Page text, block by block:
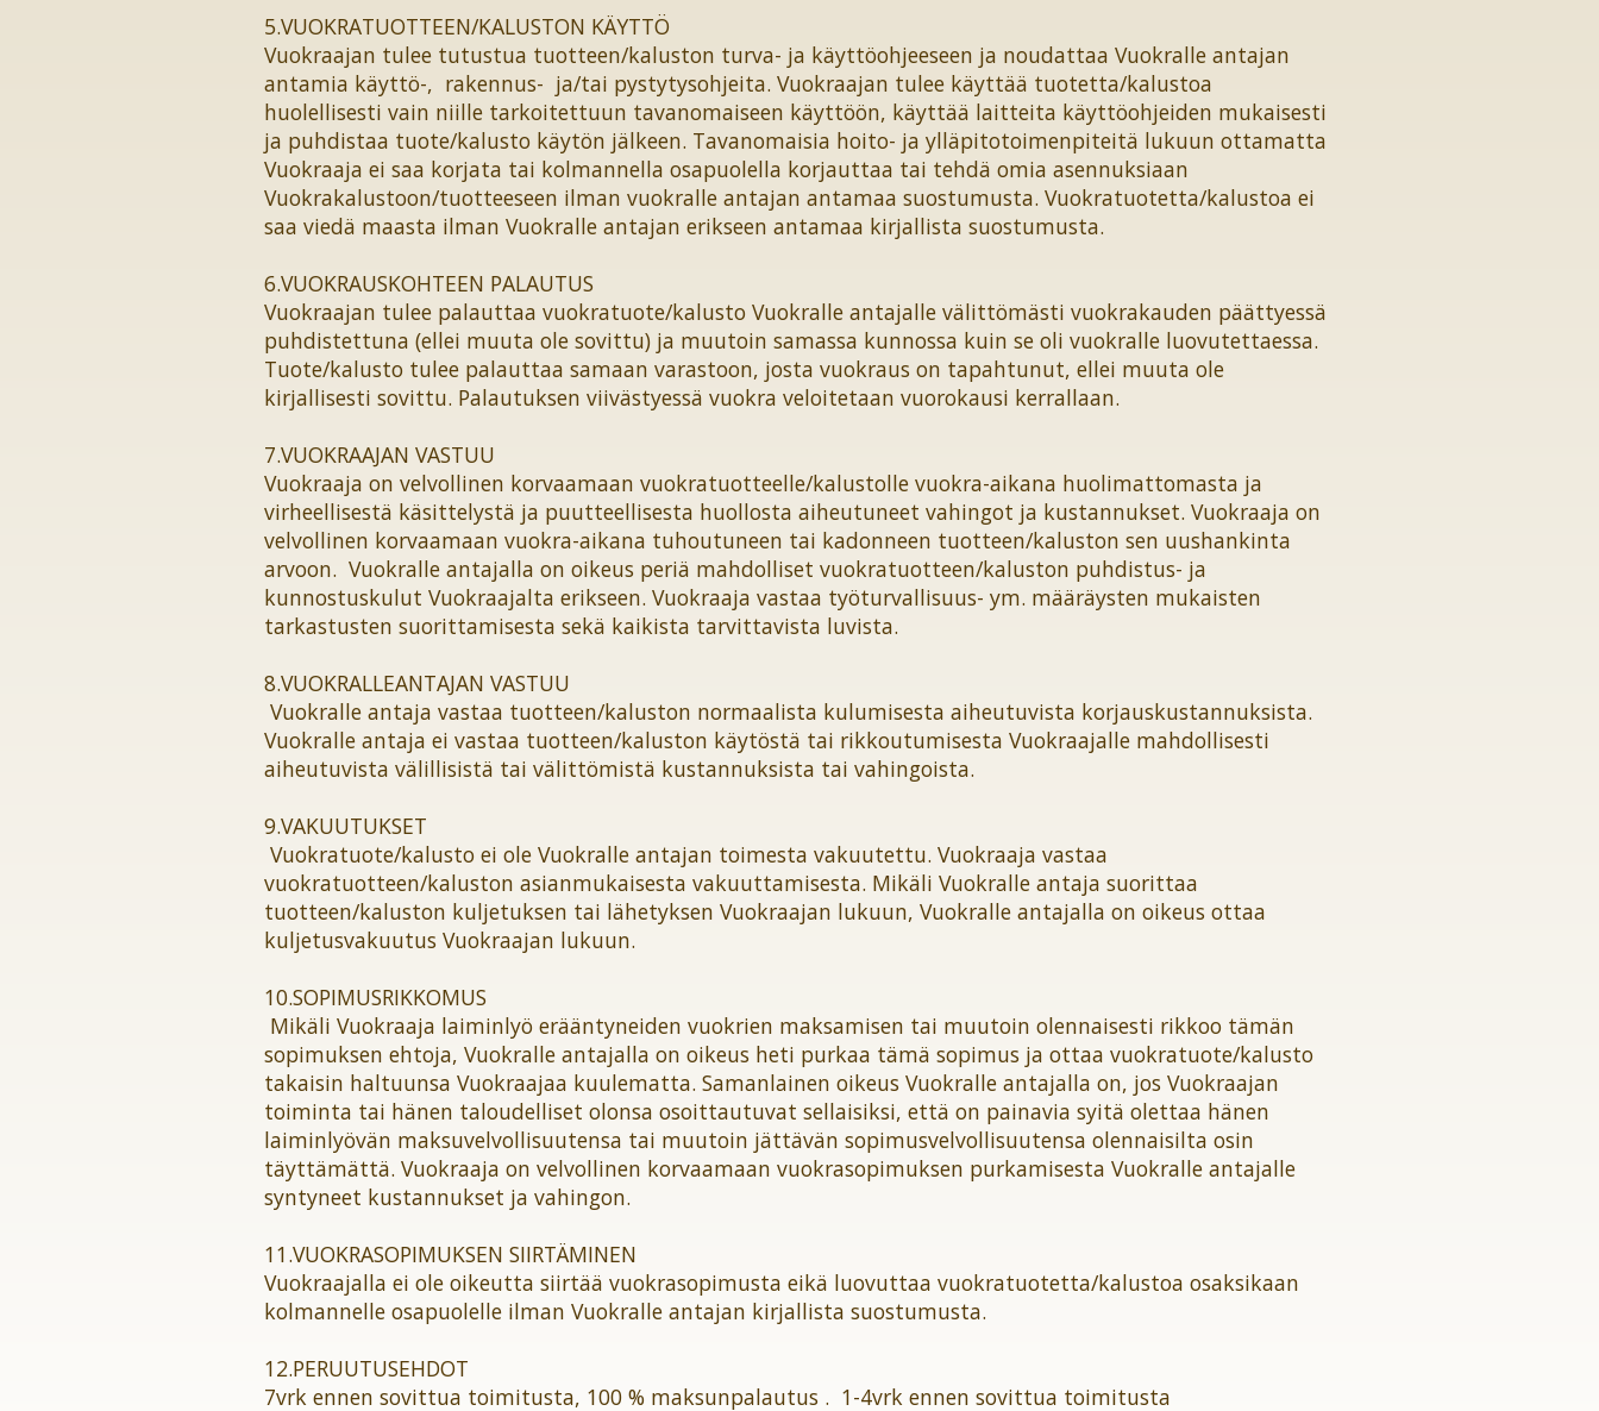
5.VUOKRATUOTTEEN/KALUSTON KÄYTTÖ
Vuokraajan tulee tutustua tuotteen/kaluston turva- ja käyttöohjeeseen ja noudattaa Vuokralle antajan
antamia käyttö-, rakennus- ja/tai pystytysohjeita. Vuokraajan tulee käyttää tuotetta/kalustoa
huolellisesti vain niille tarkoitettuun tavanomaiseen käyttöön, käyttää laitteita käyttöohjeiden mukaisesti
ja puhdistaa tuote/kalusto käytön jälkeen. Tavanomaisia hoito- ja ylläpitotoimenpiteitä lukuun ottamatta
Vuokraaja ei saa korjata tai kolmannella osapuolella korjauttaa tai tehdä omia asennuksiaan
Vuokrakalustoon/tuotteeseen ilman vuokralle antajan antamaa suostumusta. Vuokratuotetta/kalustoa ei
saa viedä maasta ilman Vuokralle antajan erikseen antamaa kirjallista suostumusta.
6.VUOKRAUSKOHTEEN PALAUTUS
Vuokraajan tulee palauttaa vuokratuote/kalusto Vuokralle antajalle välittömästi vuokrakauden päättyessä
puhdistettuna (ellei muuta ole sovittu) ja muutoin samassa kunnossa kuin se oli vuokralle luovutettaessa.
Tuote/kalusto tulee palauttaa samaan varastoon, josta vuokraus on tapahtunut, ellei muuta ole
kirjallisesti sovittu. Palautuksen viivästyessä vuokra veloitetaan vuorokausi kerrallaan.
7.VUOKRAAJAN VASTUU
Vuokraaja on velvollinen korvaamaan vuokratuotteelle/kalustolle vuokra-aikana huolimattomasta ja
virheellisestä käsittelystä ja puutteellisesta huollosta aiheutuneet vahingot ja kustannukset. Vuokraaja on
velvollinen korvaamaan vuokra-aikana tuhoutuneen tai kadonneen tuotteen/kaluston sen uushankinta
arvoon. Vuokralle antajalla on oikeus periä mahdolliset vuokratuotteen/kaluston puhdistus- ja
kunnostuskulut Vuokraajalta erikseen. Vuokraaja vastaa työturvallisuus- ym. määräysten mukaisten
tarkastusten suorittamisesta sekä kaikista tarvittavista luvista.
8.VUOKRALLEANTAJAN VASTUU
Vuokralle antaja vastaa tuotteen/kaluston normaalista kulumisesta aiheutuvista korjauskustannuksista.
Vuokralle antaja ei vastaa tuotteen/kaluston käytöstä tai rikkoutumisesta Vuokraajalle mahdollisesti
aiheutuvista välillisistä tai välittömistä kustannuksista tai vahingoista.
9.VAKUUTUKSET
Vuokratuote/kalusto ei ole Vuokralle antajan toimesta vakuutettu. Vuokraaja vastaa
vuokratuotteen/kaluston asianmukaisesta vakuuttamisesta. Mikäli Vuokralle antaja suorittaa
tuotteen/kaluston kuljetuksen tai lähetyksen Vuokraajan lukuun, Vuokralle antajalla on oikeus ottaa
kuljetusvakuutus Vuokraajan lukuun.
10.SOPIMUSRIKKOMUS
Mikäli Vuokraaja laiminlyö erääntyneiden vuokrien maksamisen tai muutoin olennaisesti rikkoo tämän
sopimuksen ehtoja, Vuokralle antajalla on oikeus heti purkaa tämä sopimus ja ottaa vuokratuote/kalusto
takaisin haltuunsa Vuokraajaa kuulematta. Samanlainen oikeus Vuokralle antajalla on, jos Vuokraajan
toiminta tai hänen taloudelliset olonsa osoittautuvat sellaisiksi, että on painavia syitä olettaa hänen
laiminlyövän maksuvelvollisuutensa tai muutoin jättävän sopimusvelvollisuutensa olennaisilta osin
täyttämättä. Vuokraaja on velvollinen korvaamaan vuokrasopimuksen purkamisesta Vuokralle antajalle
syntyneet kustannukset ja vahingon.
11.VUOKRASOPIMUKSEN SIIRTÄMINEN
Vuokraajalla ei ole oikeutta siirtää vuokrasopimusta eikä luovuttaa vuokratuotetta/kalustoa osaksikaan
kolmannelle osapuolelle ilman Vuokralle antajan kirjallista suostumusta.
12.PERUUTUSEHDOT
7vrk ennen sovittua toimitusta, 100 % maksunpalautus . 1-4vrk ennen sovittua toimitusta